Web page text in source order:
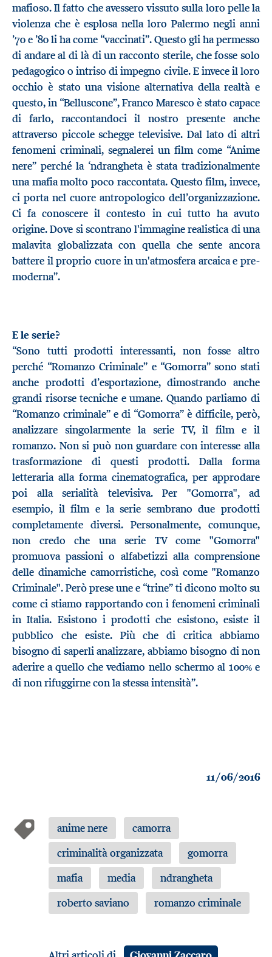
mafioso. Il fatto che avessero vissuto sulla loro pelle la
violenza che è esplosa nella loro Palermo negli anni
’70 e ’80 li ha come “vaccinati”. Questo gli ha permesso
di andare al di là di un racconto sterile, che fosse solo
pedagogico o intriso di impegno civile. E invece il loro
occhio è stato una visione alternativa della realtà e
questo, in “Belluscone”, Franco Maresco è stato capace
di farlo, raccontandoci il nostro presente anche
attraverso piccole schegge televisive. Dal lato di altri
fenomeni criminali, segnalerei un film come “Anime
nere” perché la ‘ndrangheta è stata tradizionalmente
una mafia molto poco raccontata. Questo film, invece,
ci porta nel cuore antropologico dell’organizzazione.
Ci fa conoscere il contesto in cui tutto ha avuto
origine. Dove si scontrano l'immagine realistica di una
malavita globalizzata con quella che sente ancora
battere il proprio cuore in un'atmosfera arcaica e pre-
moderna”.
E le serie?
“Sono tutti prodotti interessanti, non fosse altro
perché “Romanzo Criminale” e “Gomorra” sono stati
anche prodotti d’esportazione, dimostrando anche
grandi risorse tecniche e umane. Quando parliamo di
“Romanzo criminale” e di “Gomorra” è difficile, però,
analizzare singolarmente la serie TV, il film e il
romanzo. Non si può non guardare con interesse alla
trasformazione di questi prodotti. Dalla forma
letteraria alla forma cinematografica, per approdare
poi alla serialità televisiva. Per "Gomorra", ad
esempio, il film e la serie sembrano due prodotti
completamente diversi. Personalmente, comunque,
non credo che una serie TV come "Gomorra"
promuova passioni o alfabetizzi alla comprensione
delle dinamiche camorristiche, così come "Romanzo
Criminale". Però prese une e “trine” ti dicono molto su
come ci stiamo rapportando con i fenomeni criminali
in Italia. Esistono i prodotti che esistono, esiste il
pubblico che esiste. Più che di critica abbiamo
bisogno di saperli analizzare, abbiamo bisogno di non
aderire a quello che vediamo nello schermo al 100% e
di non rifuggirne con la stessa intensità”.
11/06/2016
anime nere
camorra
criminalità organizzata
gomorra
mafia
media
ndrangheta
roberto saviano
romanzo criminale